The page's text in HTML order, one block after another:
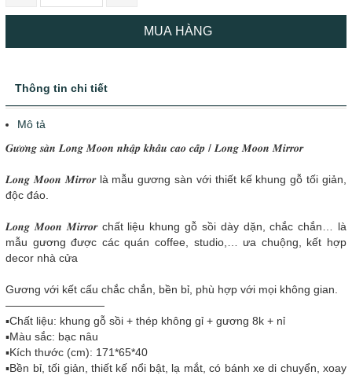
MUA HÀNG
Thông tin chi tiết
Mô tả
𝑮𝒖̛𝒐̛𝒏𝒈 𝒔𝒂̀𝒏 𝑳𝒐𝒏𝒈 𝑴𝒐𝒐𝒏 𝒏𝒉𝒂̣̂𝒑 𝒌𝒉𝒂̂̉𝒖 𝒄𝒂𝒐 𝒄𝒂̂́𝒑 / 𝑳𝒐𝒏𝒈 𝑴𝒐𝒐𝒏 𝑴𝒊𝒓𝒓𝒐𝒓
𝑳𝒐𝒏𝒈 𝑴𝒐𝒐𝒏 𝑴𝒊𝒓𝒓𝒐𝒓 là mẫu gương sàn với thiết kế khung gỗ tối giản,
độc đáo.
𝑳𝒐𝒏𝒈 𝑴𝒐𝒐𝒏 𝑴𝒊𝒓𝒓𝒐𝒓 chất liệu khung gỗ sồi dày dặn, chắc chắn… là
mẫu gương được các quán coffee, studio,… ưa chuộng, kết hợp
decor nhà cửa
Gương với kết cấu chắc chắn, bền bỉ, phù hợp với mọi không gian.
—————————
▪️Chất liệu: khung gỗ sồi + thép không gỉ + gương 8k + nỉ
▪️Màu sắc: bạc nâu
▪️Kích thước (cm): 171*65*40
▪️Bền bỉ, tối giản, thiết kế nổi bật, lạ mắt, có bánh xe di chuyển, xoay